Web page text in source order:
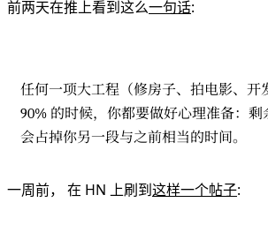
前两天在推上看到这么一句话:
任何一项大工程（修房子、拍电影、开
90% 的时候，你都要做好心理准备：剩
会占掉你另一段与之前相当的时间。
一周前， 在 HN 上刷到这样一个帖子: